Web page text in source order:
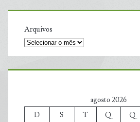
Arquivos
agosto 2026
D
S T Q Q